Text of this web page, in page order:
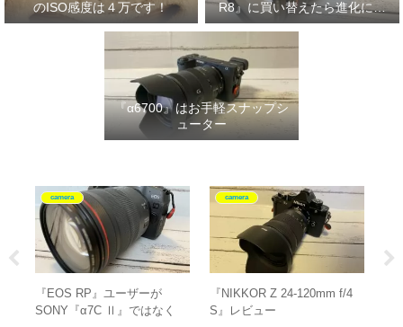
のISO感度は４万です！
R8』に買い替えたら進化に驚
いた‼
『α6700』はお手軽スナップシ
ューター
camera
【初心者必見！】『EOS
RP』のISO感度は４万です！
camera
『EOS RP』にピッタリな三
脚はこれ！